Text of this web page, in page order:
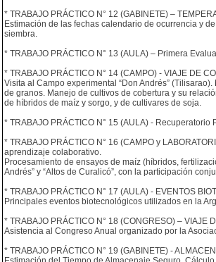
* TRABAJO PRÁCTICO N° 12 (GABINETE) –
Estimación de las fechas calendario de ocurrencia y
siembra.
* TRABAJO PRÁCTICO N° 13 (AULA) – Primera
* TRABAJO PRÁCTICO N° 14 (CAMPO) - VIAJE DE
Visita al Campo experimental “Don Andrés”
de granos. Manejo de cultivos de cobertura y su
de híbridos de maíz y sorgo, y de cultivares de soja.
* TRABAJO PRÁCTICO N° 15 (AULA) - Recuperatorio
* TRABAJO PRÁCTICO N° 16 (CAMPO y
aprendizaje colaborativo.
Procesamiento de ensayos de maíz (híbridos,
Andrés” y “Altos de Curalicó”, con la participación
* TRABAJO PRÁCTICO N° 17 (AULA) - EVENTOS
Principales eventos biotecnológicos utilizados en la
* TRABAJO PRÁCTICO N° 18 (CONGRESO) – VIAJE
Asistencia al Congreso Anual organizado por la
* TRABAJO PRÁCTICO N° 19 (GABINETE) -